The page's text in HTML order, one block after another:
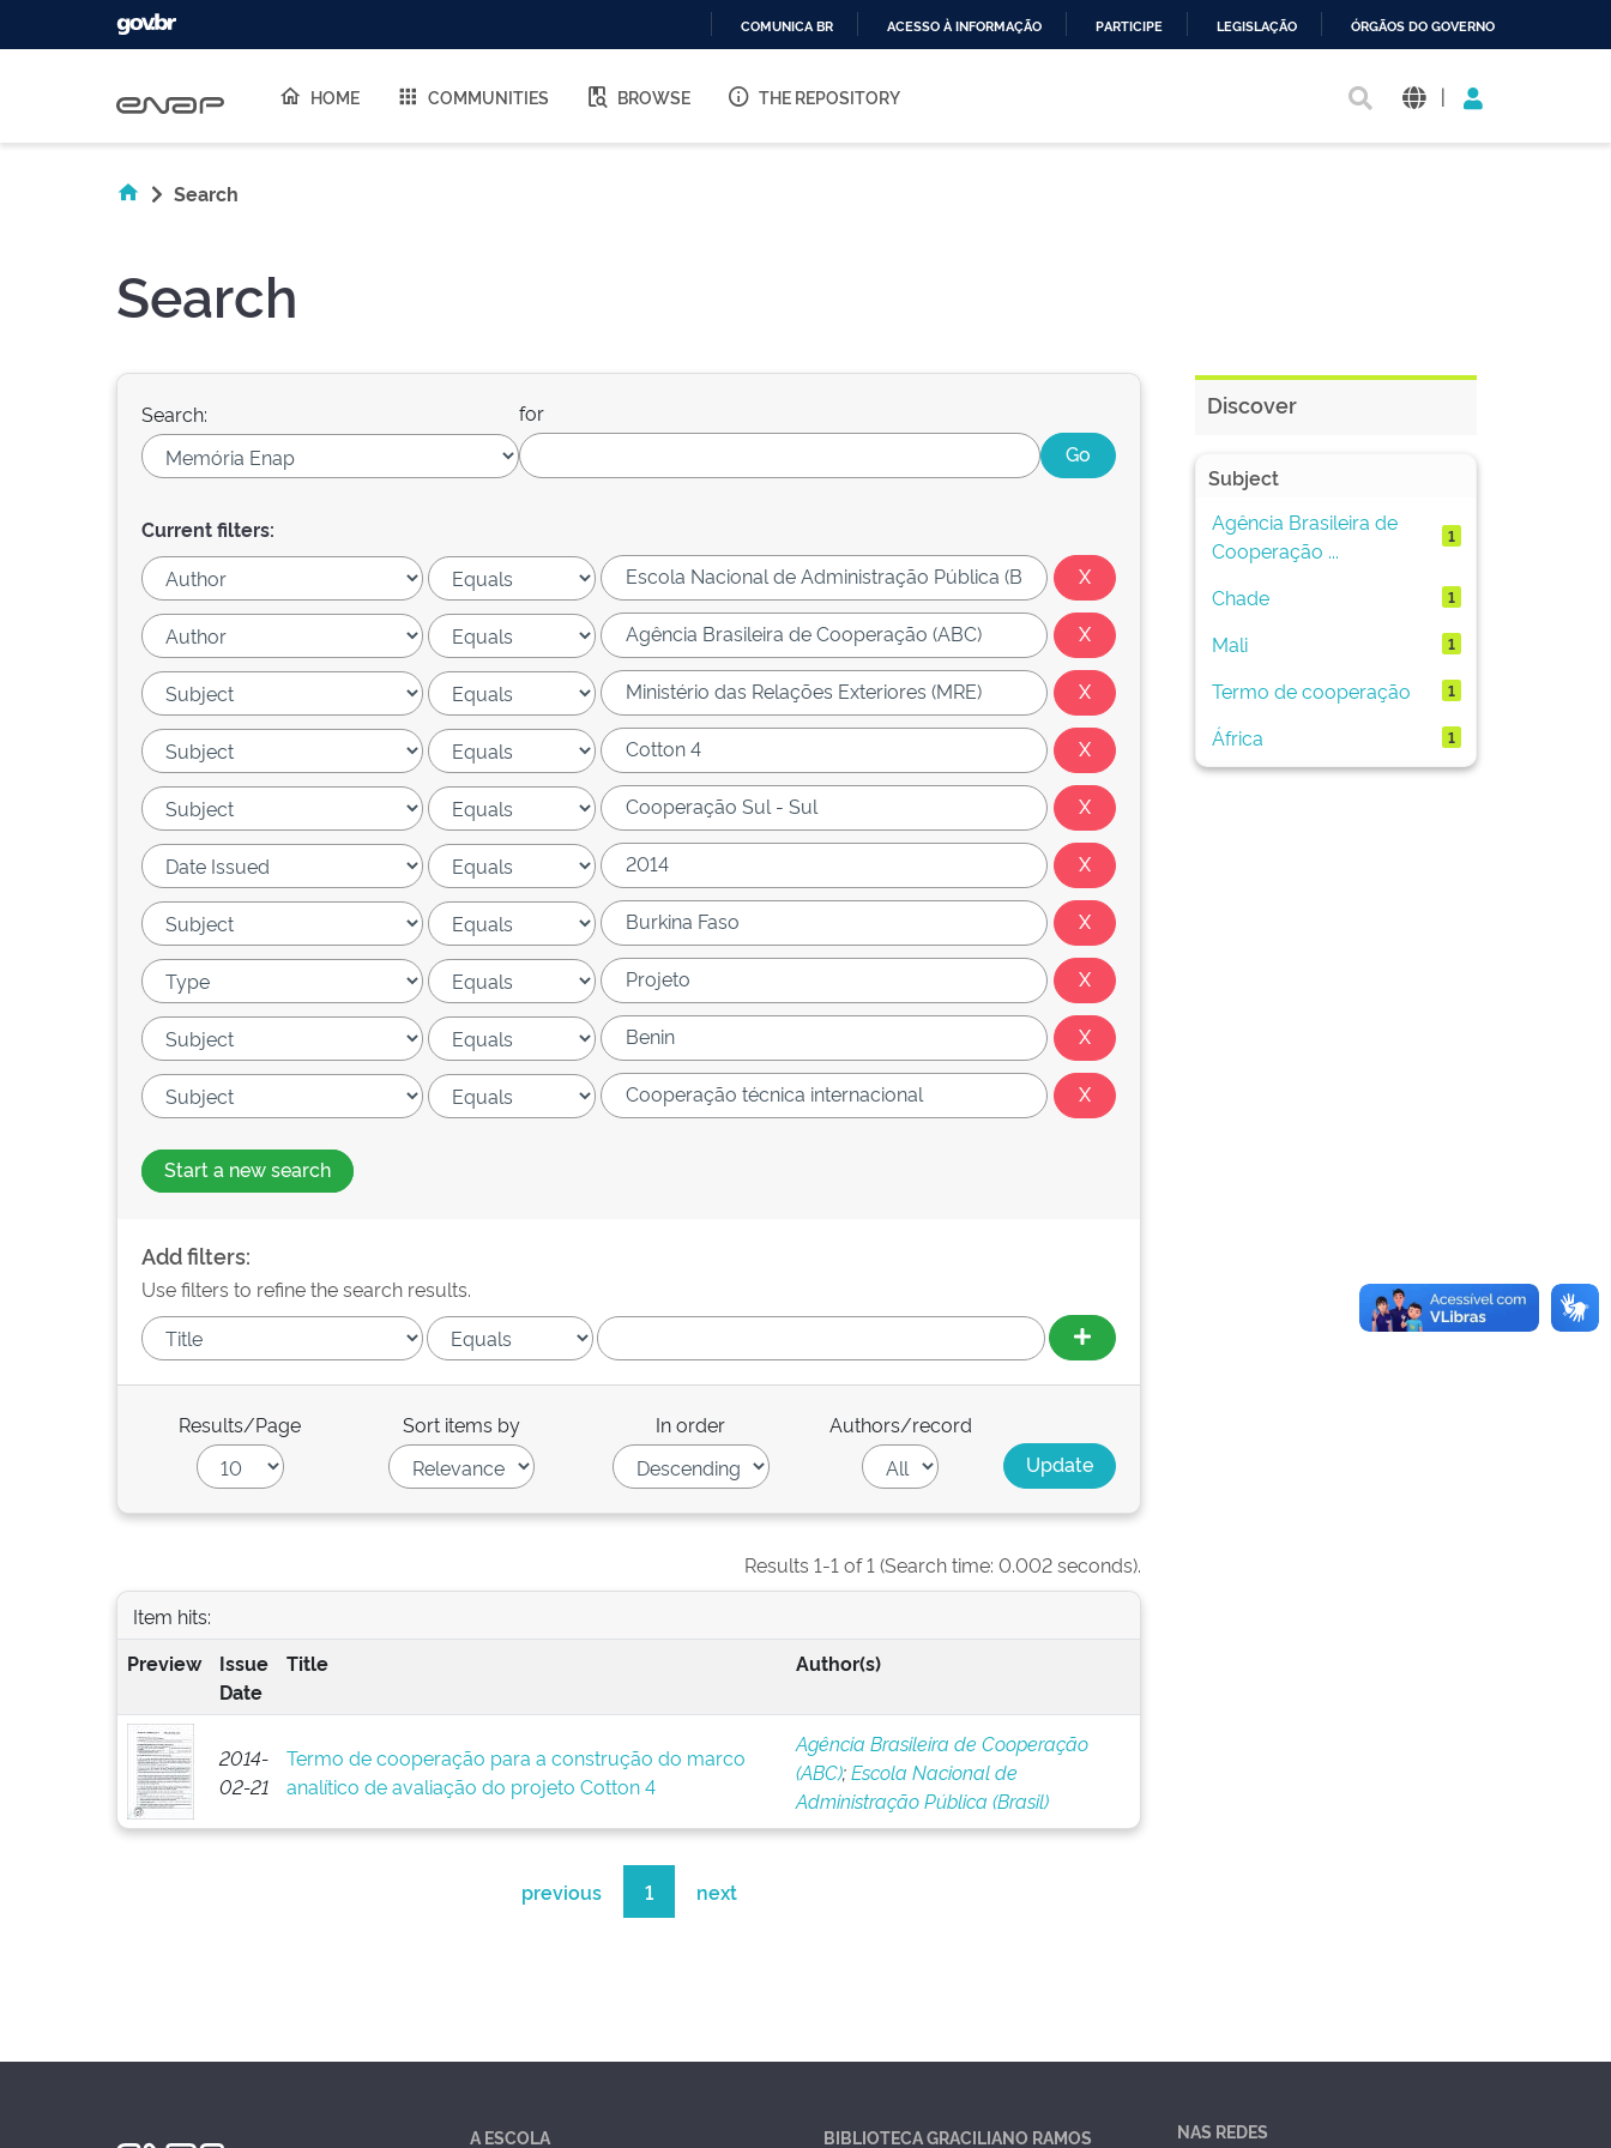
O
COMUNICA BR ACESSO À INFORMAÇÃO PARTICIPE LEGISLAÇÃO ÓRGÃOS DO GOVERNO
HOME COMMUNITIES BROWSE THE REPOSITORY |
Search
Search
Search: for
Current filters:
Start a new search
Add filters:
Use filters to refine the search results.
Results/Page Sort items by In order Authors/record
Results 1-1 of 1 (Search time: 0.002 seconds).
Item hits:
Preview
Issue
Date
Title Author(s)
2014-
02-21
Termo de cooperação para a construção do marco
analítico de avaliação do projeto Cotton 4
Agência Brasileira de Cooperação
(ABC);Escola Nacional de
Administração Pública (Brasil)
previous 1 next
Discover
Subject
Agência Brasileira de
Cooperação ...
1
Chade 1
Mali 1
Termo de cooperação 1
África 1
A ESCOLA BIBLIOTECA GRACILIANO RAMOS NAS REDES